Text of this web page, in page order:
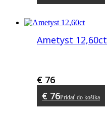
Ametyst 12,60ct
€ 76
€ 76Pridať do košíka